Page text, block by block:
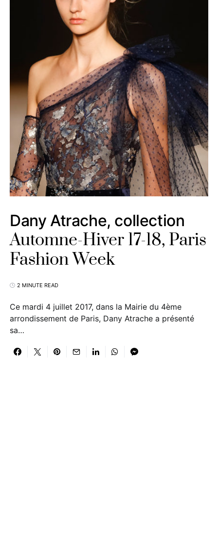
Dany Atrache, collection
Automne-Hiver 17-18, Paris
Fashion Week
2 MINUTE READ
Ce mardi 4 juillet 2017, dans la Mairie du 4ème
arrondissement de Paris, Dany Atrache a présenté
sa…